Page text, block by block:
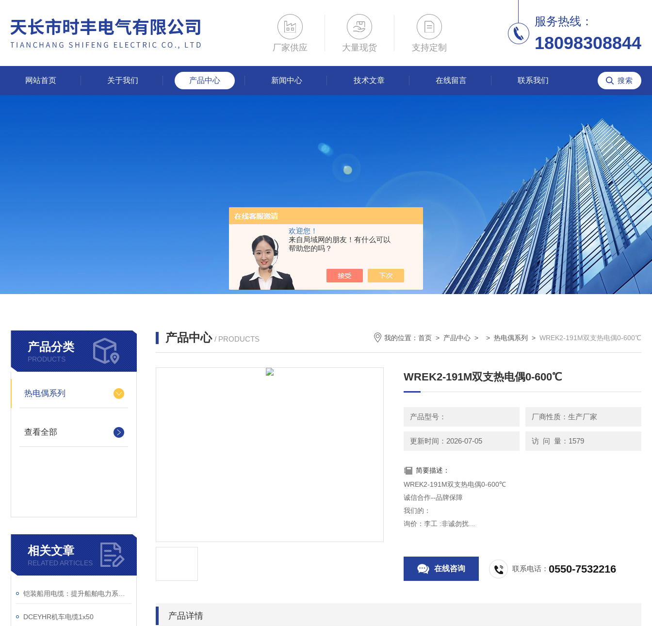
欢迎您！
来自局域网的朋友！有什么可以
帮助您的吗？
厂家供应 大量现货 支持定制
服务热线：
18098308844
网站首页 关于我们 产品中心 新闻中心 技术文章 在线留言 联系我们
产品分类
PRODUCTS
热电偶系列
查看全部
相关文章
RELATED ARTICLES
DCEYHR机车电缆1x50
产品中心 / PRODUCTS 我的位置： 首页 > 产品中心 > > 热电偶系列 > WREK2-191M双支热电偶0-600℃
WREK2-191M双支热电偶0-600℃
产品型号： 厂商性质：生产厂家
更新时间：2026-07-05 访 问 量：1579
简要描述：
WREK2-191M双支热电偶0-600℃
诚信合作--品牌保障
我们的：
询价：李工 :非诚勿扰
在线咨询 联系电话：0550-7532216
产品详情